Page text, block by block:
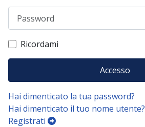
Ricordami
Accesso
Hai dimenticato la tua password?
Hai dimenticato il tuo nome utente?
Registrati